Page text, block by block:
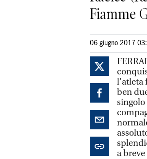
Fiamme
06 giugno 2017
l'atleta
ben
singolo
a